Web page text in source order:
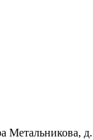
Метальникова,